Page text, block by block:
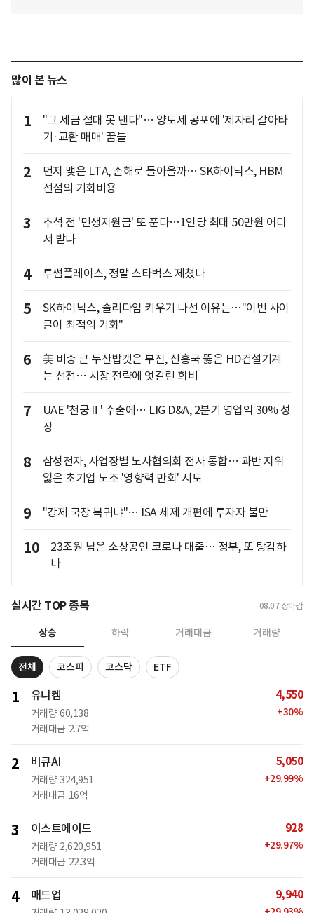
많이 본 뉴스
1
"그 세금 절대 못 낸다"… 양도세 공포에 '제자리 갈아타
기·교환 매매' 꿈틀
2
먼저 맺은 LTA, 손해로 돌아올까… SK하이닉스, HBM
선점의 기회비용
3
추석 전 '민생지원금' 또 푼다…1인당 최대 50만원 어디
서 받나
4 투썸플레이스, 정말 스타벅스 제쳤나
5
SK하이닉스, 솔리다임 키우기 나선 이유는…"이번 사이
클이 최적의 기회"
6
美 비중 큰 두산밥캣은 부진, 신흥국 뚫은 HD건설기계
는 선전… 시장 전략에 엇갈린 희비
7
UAE '천궁Ⅱ' 수출에… LIG D&A, 2분기 영업익 30% 성
장
8
삼성전자, 사업장별 노사협의회 전사 통합… 과반 지위
잃은 초기업 노조 '영향력 만회' 시도
9 "강제 국장 복귀냐"… ISA 세제 개편에 투자자 불만
10
23조원 남은 소상공인 코로나 대출… 정부, 또 탕감하
나
실시간 TOP 종목 08.07 장마감
상승 하락 거래대금 거래량
전체 코스피 코스닥 ETF
1 유니켐
거래량 60,138
거래대금 2.7억
4,550
+30%
2 비큐AI
거래량 324,951
거래대금 16억
5,050
+29.99%
3 이스트에이드
거래량 2,620,951
거래대금 22.3억
928
+29.97%
4 매드업 9,940